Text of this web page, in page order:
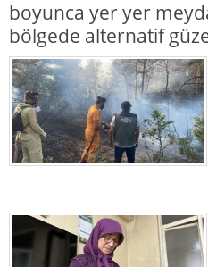
boyunca yer yer
bölgede alternatif